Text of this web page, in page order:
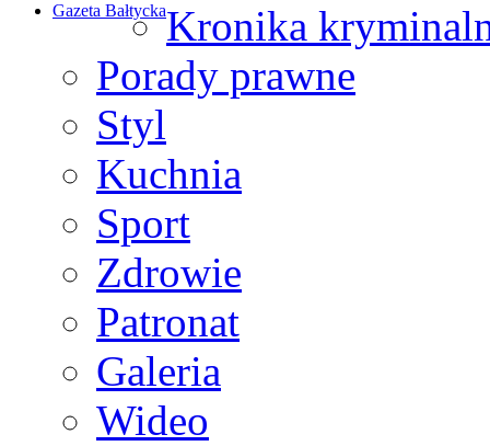
Gazeta BałtyckaKronika
Porady prawne
Styl
Kuchnia
Sport
Zdrowie
Patronat
Galeria
Wideo